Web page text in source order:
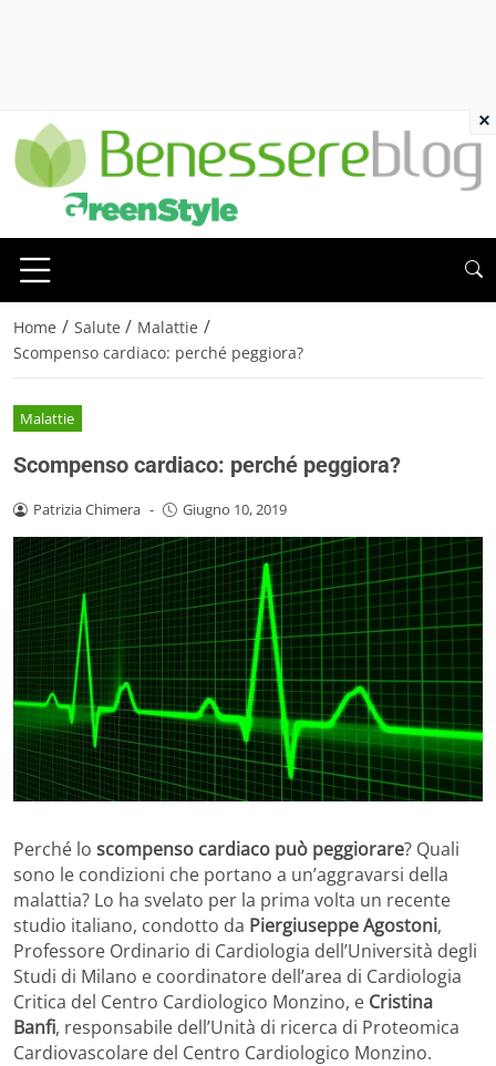
Home / Salute / Malattie /
Scompenso cardiaco: perché peggiora?
Malattie
Scompenso cardiaco: perché peggiora?
Patrizia Chimera - Giugno 10, 2019
Perché lo scompenso cardiaco può peggiorare? Quali
sono le condizioni che portano a un’aggravarsi della
malattia? Lo ha svelato per la prima volta un recente
studio italiano, condotto da Piergiuseppe Agostoni,
Professore Ordinario di Cardiologia dell’Università degli
Studi di Milano e coordinatore dell’area di Cardiologia
Critica del Centro Cardiologico Monzino, e Cristina
Banfi, responsabile dell’Unità di ricerca di Proteomica
Cardiovascolare del Centro Cardiologico Monzino.
×